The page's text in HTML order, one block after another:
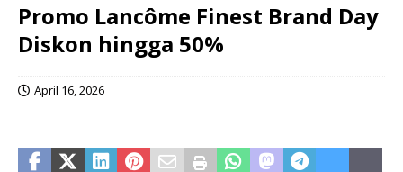
Promo Lancôme Finest Brand Day
Diskon hingga 50%
April 16, 2026